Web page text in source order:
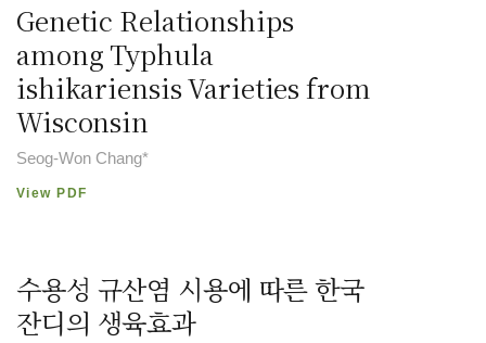
Genetic Relationships
among Typhula
ishikariensis Varieties from
Wisconsin
Seog-Won Chang*
View PDF
수용성 규산염 시용에 따른 한국
잔디의 생육효과